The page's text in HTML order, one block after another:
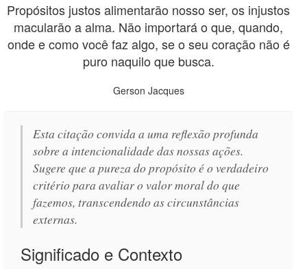
Propósitos justos alimentarão nosso ser, os injustos
macularão a alma. Não importará o que, quando,
onde e como você faz algo, se o seu coração não é
puro naquilo que busca.
Gerson Jacques
Esta citação convida a uma reflexão profunda
sobre a intencionalidade das nossas ações.
Sugere que a pureza do propósito é o verdadeiro
critério para avaliar o valor moral do que
fazemos, transcendendo as circunstâncias
externas.
Significado e Contexto